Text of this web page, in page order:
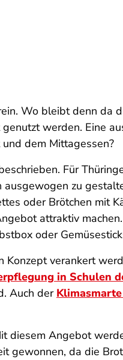
Wo bleibt denn da
werden. Eine
dem Mittagessen?
Für
zu
oder Brötchen mit
attraktiv
oder
Konzept verankert
in Schulen
Auch der
diesem Angebot
gewonnen, da die